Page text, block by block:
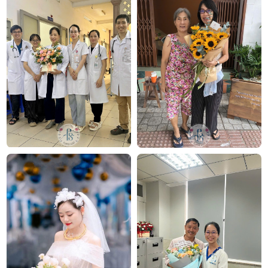
Hoa hồng trắng trong đám cưới thể hiện tình yêu thuần khiết
Cổng đám cưới hoa hồng hồng
Hoa hồng màu hồng cũng là một trong những màu
sắc hoa được lựa chọn nhiều nhất để làm cổng hoa
cưới. Ý nghĩa cổng hoa cưới làm từ hoa hồng màu
hồng còn thay đổi theo độ đậm nhạt của mỗi bông
hoa. Ý nghĩa của màu hoa này là để bày tỏ tấm lòng
biết ơn lại vừa thể hiện sự ngưỡng mộ của bạn dành